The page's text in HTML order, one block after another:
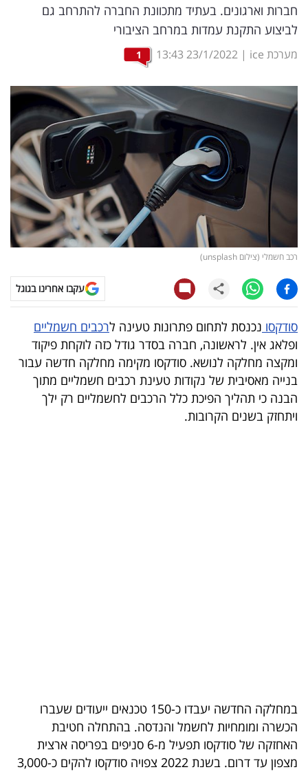
משפט
מדדים
דעות
רכילות
עסקית
קריפטו
ויראלי
טלוויזיה
עסקי
ספורט
קריירה
ולימודים
מינויים
רייטינג
פודקאסט
40
UNDER
חברות וארגונים. בעתיד מתכוונת החברה להתרחב גם
לביצוע התקנת עמדות במרחב הציבורי
מערכת ice |
23/1/2022
13:43
1
רכב חשמלי (צילום unsplash)
עקבו אחרינו בגוגל
סודקסו נכנסת לתחום פתרונות טעינה לרכבים חשמליים
ופלאג אין. לראשונה, חברה בסדר גודל כזה לוקחת פיקוד
ומקצה מחלקה לנושא. סודקסו מקימה מחלקה חדשה עבור
בנייה מאסיבית של נקודות טעינת רכבים חשמליים מתוך
הבנה כי תהליך הפיכת כלל הרכבים לחשמליים רק ילך
ויתחזק בשנים הקרובות.
במחלקה החדשה יעבדו כ-150 טכנאים ייעודים שעברו
הכשרה ומומחיות לחשמל והנדסה. בהתחלה חטיבת
האחזקה של סודקסו תפעיל מ-6 סניפים בפריסה ארצית
מצפון עד דרום. בשנת 2022 צפויה סודקסו להקים כ-3,000